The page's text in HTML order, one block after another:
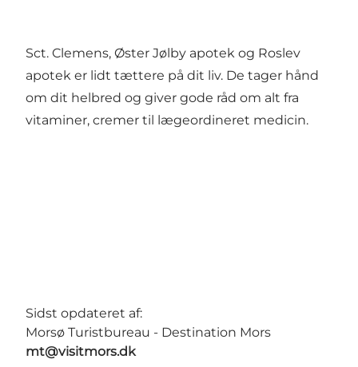
Sct. Clemens, Øster Jølby apotek og Roslev
apotek er lidt tættere på dit liv. De tager hånd
om dit helbred og giver gode råd om alt fra
vitaminer, cremer til lægeordineret medicin.
Sidst opdateret af:
Morsø Turistbureau - Destination Mors
mt@visitmors.dk